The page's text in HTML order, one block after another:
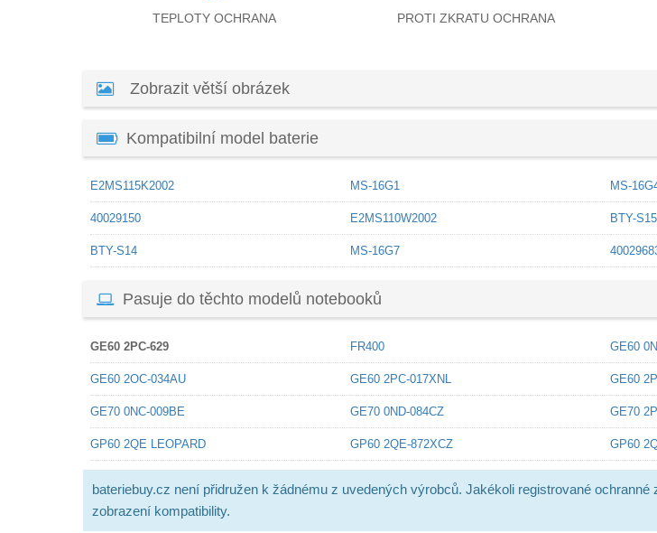
TEPLOTY OCHRANA PROTI ZKRATU OCHRANA
Zobrazit větší obrázek
Kompatibilní model baterie
E2MS115K2002 MS-16G1 MS-
40029150 E2MS110W2002 BTY-S15
BTY-S14 MS-16G7
Pasuje do těchto modelů notebooků
GE60 2PC-629 FR400 GE60
GE60 2OC-034AU GE60 2PC-017XNL GE60
GE70 0NC-009BE GE70 0ND-084CZ GE70
GP60 2QE LEOPARD GP60 2QE-872XCZ GP60
bateriebuy.cz není přidružen k žádnému z uvedených výrobců. Jakékoli registrované
zobrazení kompatibility.